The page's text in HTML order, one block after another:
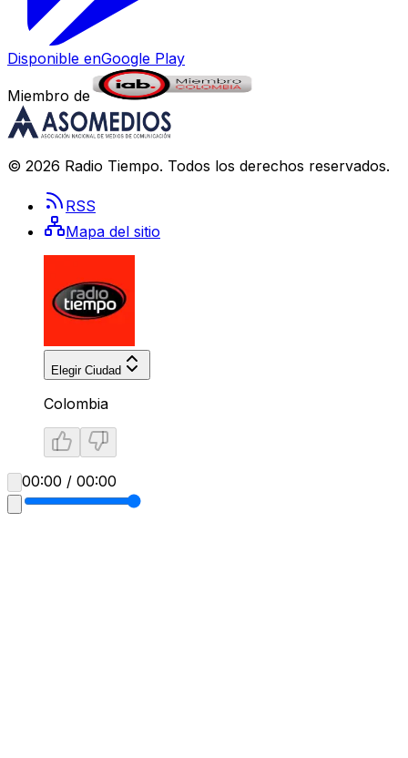
Disponible enGoogle Play
Miembro de
© 2026 Radio Tiempo. Todos los derechos reservados.
RSS
Mapa del sitio
Elegir Ciudad
Colombia
00:00 / 00:00